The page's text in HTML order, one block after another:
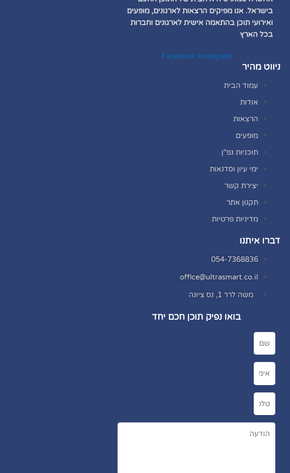
בישראל. אנו מפיקים הרצאות לארגונים, מופעים
ואירועי תוכן בהתאמה אישית לארגונים וחברות
בכל הארץ
Facebook Instagram
ניווט מהיר
עמוד הבית
אודות
הרצאות
מופעים
תוכניות גפ"ן
ימי עיון וסדנאות
יצירת קשר
תקנון אתר
מדיניות פרטיות
דברו איתנו
054-7368836
office@ultrasmart.co.il
משה לרר 1, נס ציונה
בואו נפיק תוכן חכם יחד